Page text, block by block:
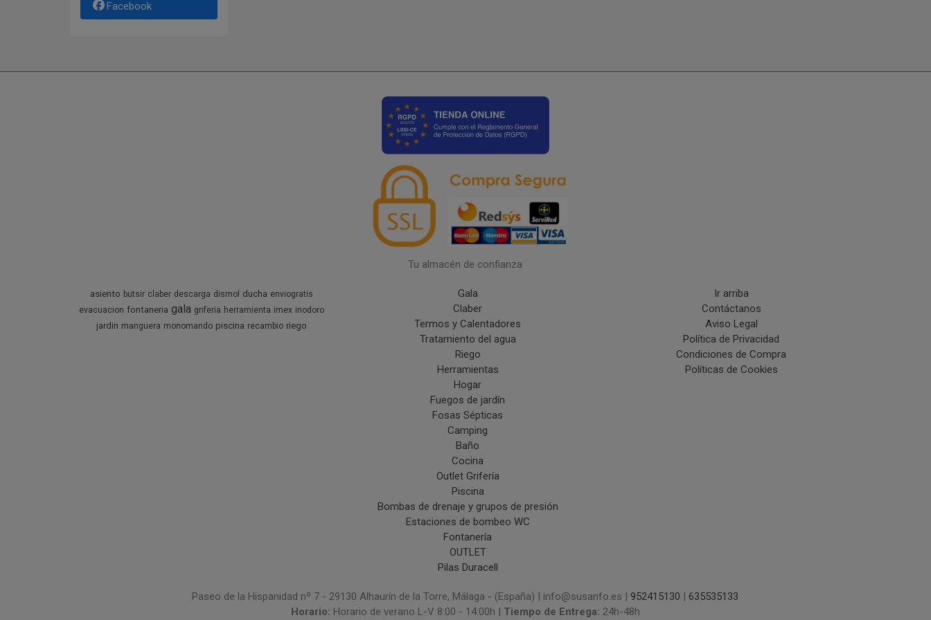
Facebook
Tu almacén de confianza
asiento butsir claber descarga dismol ducha enviogratis
evacuacion fontaneria gala griferia herramienta imex inodoro
jardin manguera monomando piscina recambio riego
Gala
Claber
Termos y Calentadores
Tratamiento del agua
Riego
Herramientas
Hogar
Fuegos de jardín
Fosas Sépticas
Camping
Baño
Cocina
Outlet Grifería
Piscina
Bombas de drenaje y grupos de presión
Estaciones de bombeo WC
Fontanería
OUTLET
Pilas Duracell
Ir arriba
Contáctanos
Aviso Legal
Política de Privacidad
Condiciones de Compra
Políticas de Cookies
Paseo de la Hispanidad nº 7 - 29130 Alhaurín de la Torre, Málaga - (España) | info@susanfo.es | 952415130 |635535133
Horario: Horario de verano L-V 8:00 - 14:00h | Tiempo de Entrega: 24h-48h